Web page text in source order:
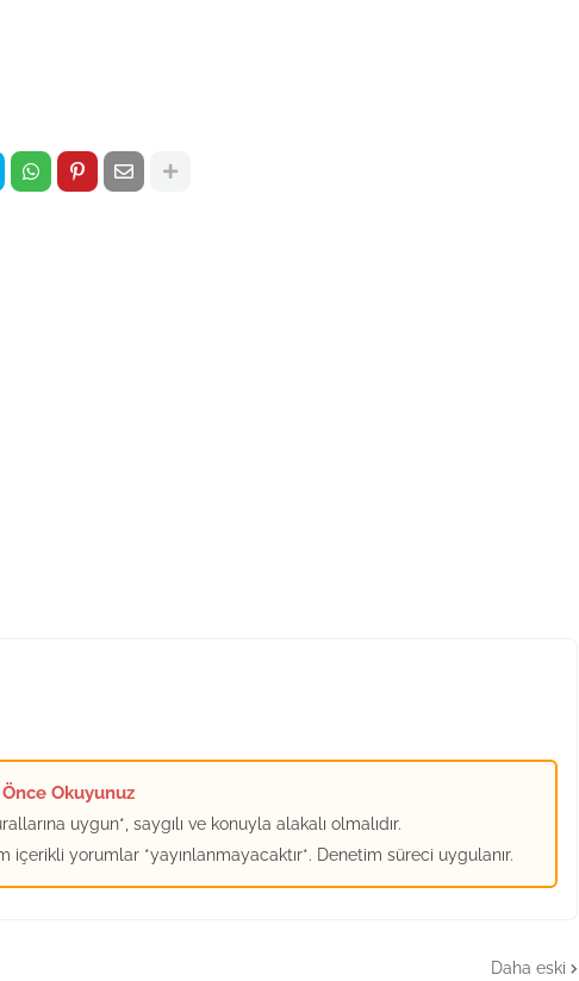
Okuyunuz
uygun*, saygılı ve konuyla alakalı olmalıdır.
içerikli yorumlar *yayınlanmayacaktır*. Denetim süreci uygulanır.
Daha eski